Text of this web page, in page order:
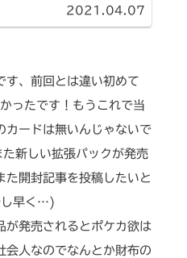
2021.04.07
、前回とは違い初めて
ったです！もうこれで当
カードは無いんじゃないで
新しい拡張パックが発売
た開封記事を投稿したいと
し早く…)
発売されるとポケカ欲は
会人なのでなんとか財布の